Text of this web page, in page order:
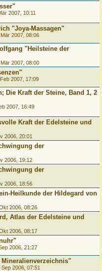
2007, 10:11
"Joya-Massagen"
2007, 08:06
"Heilsteine der
2007, 08:00
2007, 17:09
Die Kraft der Steine, Band 1, 2
2007, 16:49
Kraft der Edelsteine und
2006, 20:01
der
2006, 19:12
der
2006, 18:56
Heilkunde der Hildegard von
2006, 08:26
Atlas der Edelsteine und
2006, 08:17
2006, 21:27
Sep 2006, 07:51